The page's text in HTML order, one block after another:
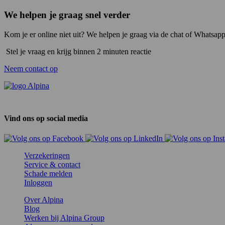
We helpen je graag snel verder
Kom je er online niet uit? We helpen je graag via de chat of
Stel je vraag en krijg binnen 2 minuten reactie
Neem contact op
Vind ons op social media
Verzekeringen
Service & contact
Schade melden
Inloggen
Over Alpina
Blog
Werken bij Alpina Group